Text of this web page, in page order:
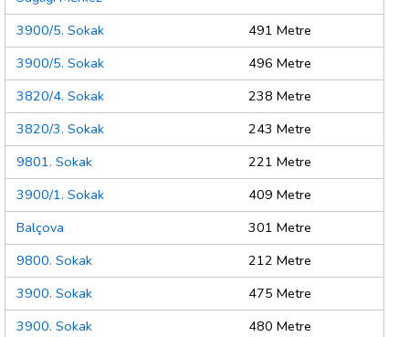
3900/5. Sokak
491 Metre
3900/5. Sokak
496 Metre
3820/4. Sokak
238 Metre
3820/3. Sokak
243 Metre
9801. Sokak
221 Metre
3900/1. Sokak
409 Metre
Balçova
301 Metre
9800. Sokak
212 Metre
3900. Sokak
475 Metre
3900. Sokak
480 Metre